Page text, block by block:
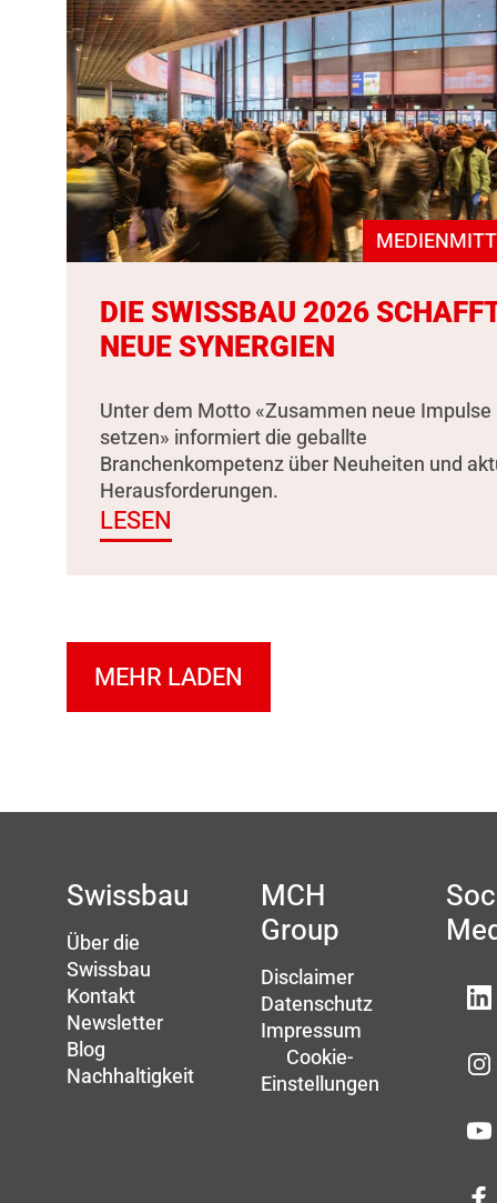
DIE SWISSBAU 2026
NEUE SYNERGIEN
Unter dem Motto «Zusammen neue Impulse
setzen» informiert die geballte
Branchenkompetenz über Neuheiten und
Herausforderungen.
LESEN
MEHR LADEN
Swissbau
Über die
Swissbau
Kontakt
Newsletter
Blog
Nachhaltigkeit
MCH
Group
Disclaimer
Datenschutz
Impressum
Cookie-
Einstellungen